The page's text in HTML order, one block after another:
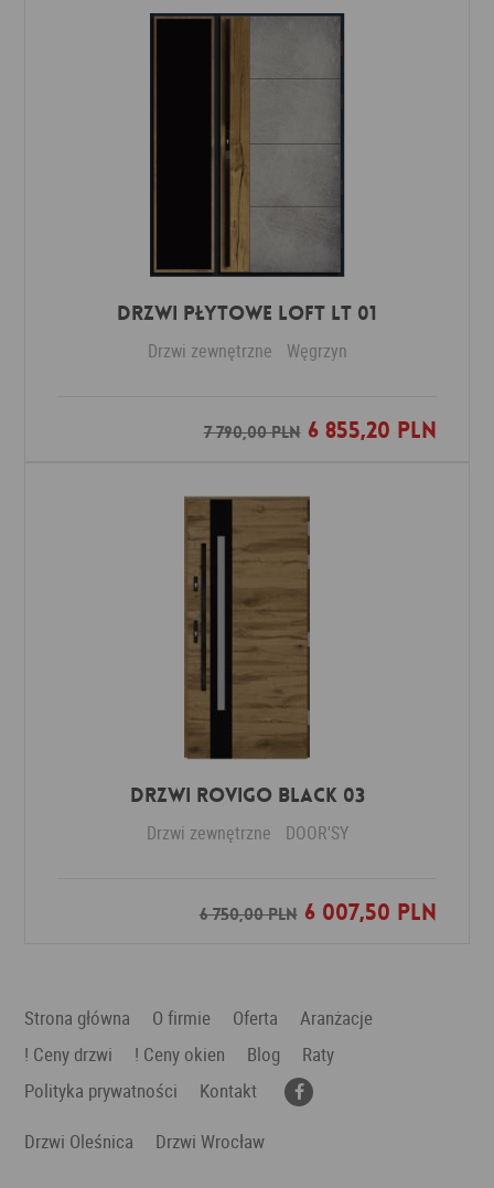
DRZWI PŁYTOWE LOFT LT 01
Drzwi zewnętrzne Węgrzyn
7 790,00 PLN6 855,20 PLN
Dodaj do ulubionych
DRZWI ROVIGO BLACK 03
Drzwi zewnętrzne DOOR'SY
6 750,00 PLN6 007,50 PLN
Dodaj do ulubionych
Strona główna O firmie Oferta
Aranżacje
! Ceny drzwi
! Ceny okien Blog
Raty
Polityka prywatności
Kontakt
Drzwi Oleśnica
Drzwi Wrocław